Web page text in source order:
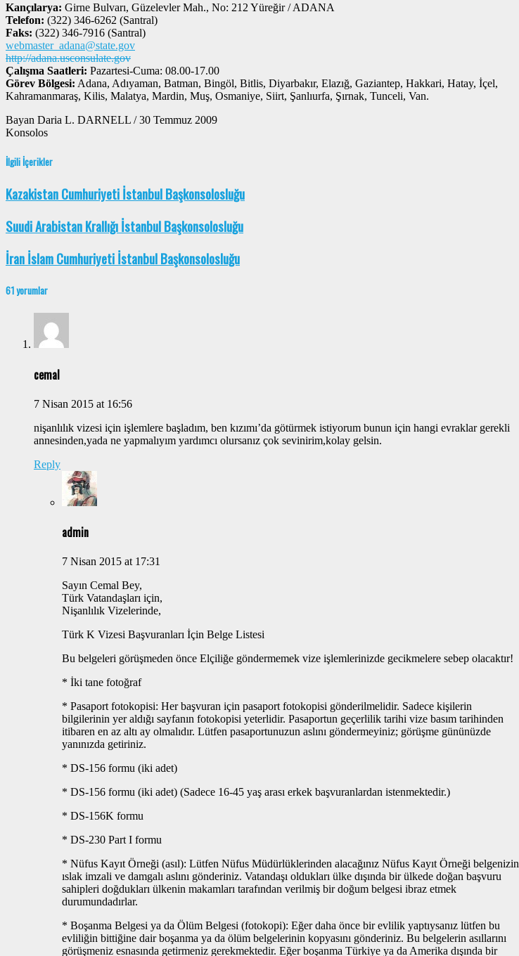
Kançılarya: Girne Bulvarı, Güzelevler Mah., No: 212 Yüreğir / ADANA
Telefon: (322) 346-6262 (Santral)
Faks: (322) 346-7916 (Santral)
webmaster_adana@state.gov
http://adana.usconsulate.gov
Çalışma Saatleri: Pazartesi-Cuma: 08.00-17.00
Görev Bölgesi: Adana, Adıyaman, Batman, Bingöl, Bitlis, Diyarbakır, Elazığ, Gaziantep, Hakkari, Hatay, İçel,
Kahramanmaraş, Kilis, Malatya, Mardin, Muş, Osmaniye, Siirt, Şanlıurfa, Şırnak, Tunceli, Van.
Bayan Daria L. DARNELL / 30 Temmuz 2009
Konsolos
İlgili İçerikler
Kazakistan Cumhuriyeti İstanbul Başkonsolosluğu
Suudi Arabistan Krallığı İstanbul Başkonsolosluğu
İran İslam Cumhuriyeti İstanbul Başkonsolosluğu
61 yorumlar
cemal
7 Nisan 2015 at 16:56
nişanlılık vizesi için işlemlere başladım, ben kızımı’da götürmek istiyorum bunun için hangi evraklar gerekli
annesinden,yada ne yapmalıyım yardımcı olursanız çok sevinirim,kolay gelsin.
Reply
admin
7 Nisan 2015 at 17:31
Sayın Cemal Bey,
Türk Vatandaşları için,
Nişanlılık Vizelerinde,
Türk K Vizesi Başvuranları İçin Belge Listesi
Bu belgeleri görüşmeden önce Elçiliğe göndermemek vize işlemlerinizde gecikmelere sebep olacaktır!
* İki tane fotoğraf
* Pasaport fotokopisi: Her başvuran için pasaport fotokopisi gönderilmelidir. Sadece kişilerin
bilgilerinin yer aldığı sayfanın fotokopisi yeterlidir. Pasaportun geçerlilik tarihi vize basım tarihinden
itibaren en az altı ay olmalıdır. Lütfen pasaportunuzun aslını göndermeyiniz; görüşme gününüzde
yanınızda getiriniz.
* DS-156 formu (iki adet)
* DS-156 formu (iki adet) (Sadece 16-45 yaş arası erkek başvuranlardan istenmektedir.)
* DS-156K formu
* DS-230 Part I formu
* Nüfus Kayıt Örneği (asıl): Lütfen Nüfus Müdürlüklerinden alacağınız Nüfus Kayıt Örneği belgenizin
ıslak imzali ve damgalı aslını gönderiniz. Vatandaşı oldukları ülke dışında bir ülkede doğan başvuru
sahipleri doğdukları ülkenin makamları tarafından verilmiş bir doğum belgesi ibraz etmek
durumundadırlar.
* Boşanma Belgesi ya da Ölüm Belgesi (fotokopi): Eğer daha önce bir evlilik yaptıysanız lütfen bu
evliliğin bittiğine dair boşanma ya da ölüm belgelerinin kopyasını gönderiniz. Bu belgelerin asıllarını
görüşmeniz esnasında getirmeniz gerekmektedir. Eğer boşanma Türkiye ya da Amerika dışında bir